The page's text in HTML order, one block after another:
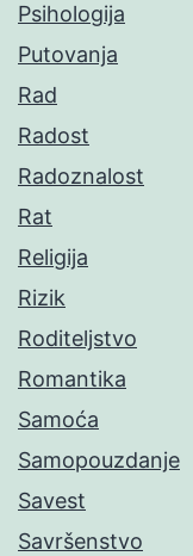
Psihologija
Putovanja
Rad
Radost
Radoznalost
Rat
Religija
Rizik
Roditeljstvo
Romantika
Samoća
Samopouzdanje
Savest
Savršenstvo